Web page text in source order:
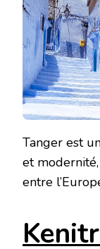
Tanger est
et
entre